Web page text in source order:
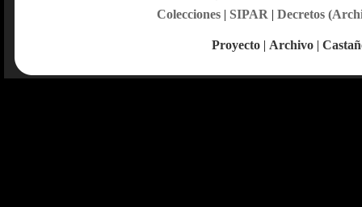
Colecciones| SIPAR | Decretos
Proyecto | Archivo |